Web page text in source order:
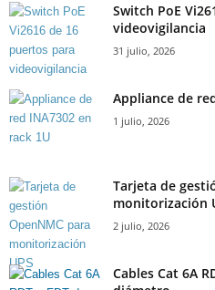
Switch PoE
videovigilancia
31 julio, 2026
Appliance de
1 julio, 2026
Tarjeta de
monitorización
2 julio, 2026
Cables Cat 6A